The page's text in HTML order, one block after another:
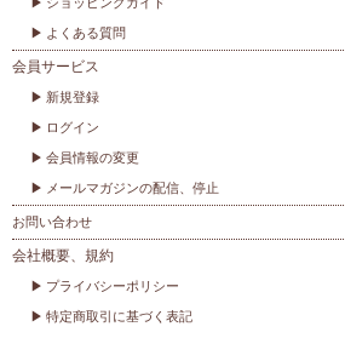
よくある質問
会員サービス
新規登録
ログイン
会員情報の変更
メールマガジンの配信、停止
お問い合わせ
会社概要、規約
プライバシーポリシー
特定商取引に基づく表記